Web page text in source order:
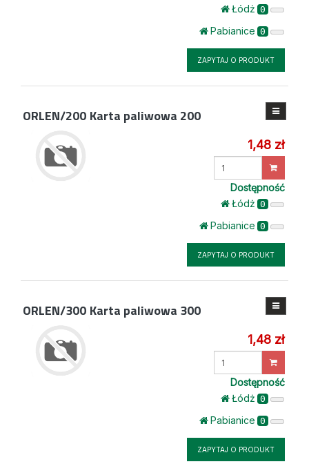
Łódż 0
Pabianice 0
ZAPYTAJ O PRODUKT
ORLEN/200 Karta paliwowa 200
1,48 zł
Dostępność
Łódż 0
Pabianice 0
ZAPYTAJ O PRODUKT
ORLEN/300 Karta paliwowa 300
1,48 zł
Dostępność
Łódż 0
Pabianice 0
ZAPYTAJ O PRODUKT